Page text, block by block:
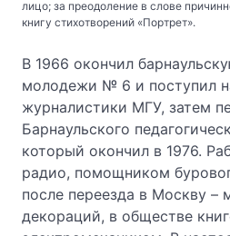
лицо; за преодоление в слове
книгу стихотворений «Портрет».
В 1966 окончил
молодежи № 6 и поступил
журналистики МГУ, затем
Барнаульского
который окончил в 1976.
радио, помощником
после переезда в Москву
декораций, в обществе